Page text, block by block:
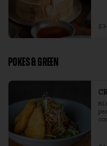
POKES & GREEN